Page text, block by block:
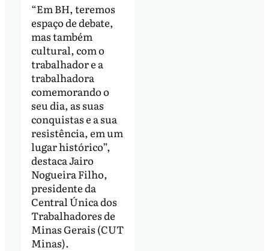
“Em BH, teremos
espaço de debate,
mas também
cultural, com o
trabalhador e a
trabalhadora
comemorando o
seu dia, as suas
conquistas e a sua
resistência, em um
lugar histórico”,
destaca Jairo
Nogueira Filho,
presidente da
Central Única dos
Trabalhadores de
Minas Gerais (CUT
Minas).